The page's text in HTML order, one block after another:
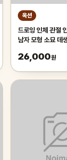
옥션
드로잉 인체 관절
남자 모형 소묘 데
26,000원